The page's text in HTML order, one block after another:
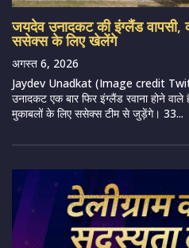
जयदेव उनादकट की इंग्लैंड वापसी,
ससेक्स के लिए खेलेंगे
अगस्त 6, 2026
Jaydev Unadkat (Image credit
उनादकट एक बार फिर इंग्लैंड रवाना होने
मुकाबलों के लिए ससेक्स टीम से जुड़ेंगे। 33...